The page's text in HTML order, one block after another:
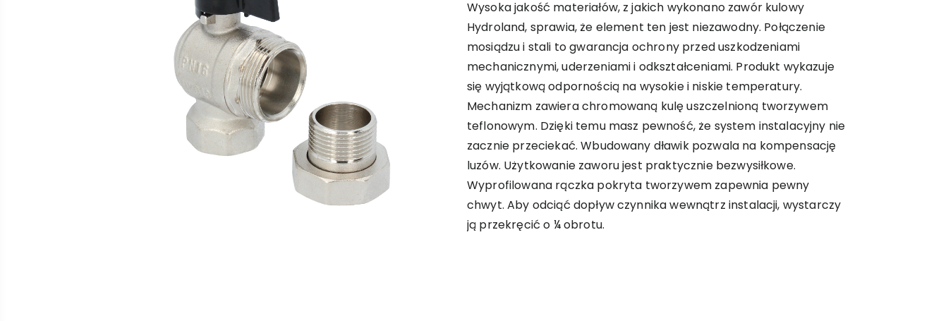
Wysoka jakość materiałów, z jakich wykonano zawór kulowy
Hydroland, sprawia, że element ten jest niezawodny. Połączenie
mosiądzu i stali to gwarancja ochrony przed uszkodzeniami
mechanicznymi, uderzeniami i odkształceniami. Produkt wykazuje
się wyjątkową odpornością na wysokie i niskie temperatury.
Mechanizm zawiera chromowaną kulę uszczelnioną tworzywem
teflonowym. Dzięki temu masz pewność, że system instalacyjny nie
zacznie przeciekać. Wbudowany dławik pozwala na kompensację
luzów. Użytkowanie zaworu jest praktycznie bezwysiłkowe.
Wyprofilowana rączka pokryta tworzywem zapewnia pewny
chwyt. Aby odciąć dopływ czynnika wewnątrz instalacji, wystarczy
ją przekręcić o ¼ obrotu.